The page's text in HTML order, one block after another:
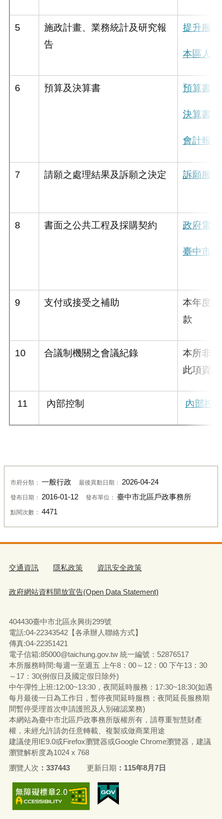
5
施政計畫、業務統計及研究報
告
提升服
本區人
6 預算及決算書 預算書
決算書
會計報告
7 請願之處理結果及訴願之決定 訴願服務
8 書面之公共工程及採購契約 政府電
臺中市
9 支付或接受之補助
本年度
款
10 合議制機關之會議紀錄
本所非
此項資
11 內部控制 內部控
市府分類： 一般行政 最後異動日期： 2026-04-24
發布日期： 2016-01-12 發布單位： 臺中市北區戶政事務所
點閱次數： 4471
交通資訊 隱私政策 資訊安全政策
政府網站資料開放宣告(Open Data Statement)
404430臺中市北區永興街299號
電話:04-22343542【各承辦人聯絡方式】
傳真:04-22351421
電子信箱:85000@taichung.gov.tw 統一編號：52876517
本所服務時間:每週一至週五 上午8：00～12：00 下午13：30
～17：30(例假日及國定假日除外)
中午彈性上班:12:00~13:30，夜間延時服務：17:30~18:30(如遇
每月最後一日為工作日，暫停夜間延時服務；夜間延長服務期
間暫停受理首次申請護照及人別確認業務)
本網站為臺中市北區戶政事務所版權所有，請尊重智慧財產
權，未經允許請勿任意轉載、複製或做商業用途
建議使用IE9.0或Firefox瀏覽器或Google Chrome瀏覽器，建議
瀏覽解析度為1024 x 768
瀏覽人次
337443 更新日期 115年8月7日